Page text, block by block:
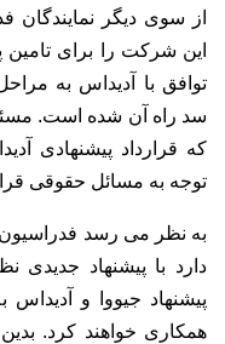
از سوی دیگر نمایندگان
این شرکت را برای
توافق با آدیداس به
سد راه آن شده است.
که قرارداد پیشنهادی
توجه به مسائل حقوقی
به نظر می رسد فدراسیون
دارد با پیشنهاد جدیدی
پیشنهاد جیووا و
همکاری خواهند کرد.